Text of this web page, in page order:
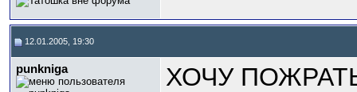
12.01.2005, 19:30
punkniga ХОЧУ